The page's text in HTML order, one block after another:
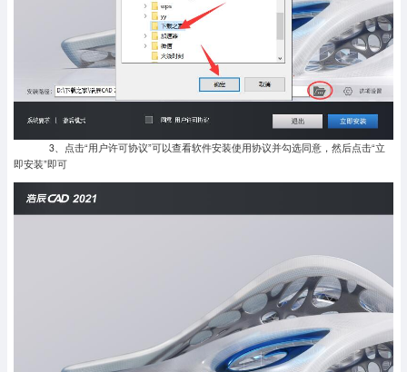
3、点击“用户许可协议”可以查看软件安装使用协议并勾选同意，然后点击“立
即安装”即可